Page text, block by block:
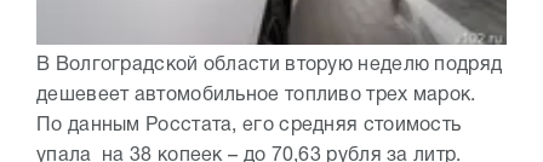
В Волгоградской области вторую неделю подряд
дешевеет автомобильное топливо трех марок.
По данным Росстата, его средняя стоимость
упала на 38 копеек – до 70,63 рубля за литр.